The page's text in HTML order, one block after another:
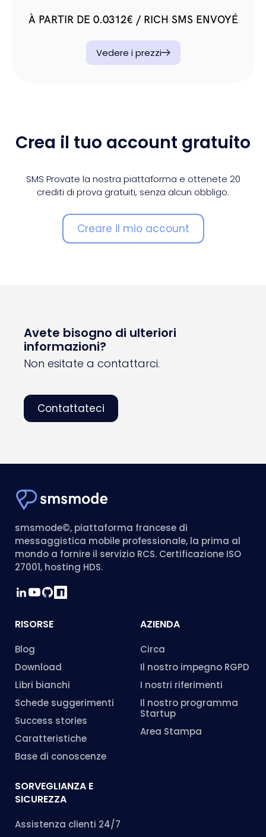
À PARTIR DE 0.0312€ / RICH SMS ENVOYÉ
Vedere i prezzi
Crea il tuo account gratuito
SMS Provate la nostra piattaforma e ottenete 20
crediti di prova gratuiti, senza alcun obbligo.
Creare il mio account
Avete bisogno di ulteriori
informazioni?
Non esitate a contattarci.
Contattateci
smsmode©, piattaforma francese di
messaggistica mobile professionale, la prima al
mondo a fornire il servizio RCS. Certificazione ISO
27001, hosting HDS.
RISORSE
Blog
Download
Libri bianchi
Schede suggerimenti
Success stories
Caratteristiche
Base di conoscenze
AZIENDA
Circa
Il nostro impegno RGPD
I nostri riferimenti
Il nostro programma
Startup
Area Stampa
SORVEGLIANZA E
SICUREZZA
Assistenza clienti 24/7